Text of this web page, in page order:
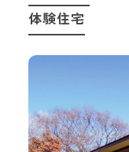
体験住宅